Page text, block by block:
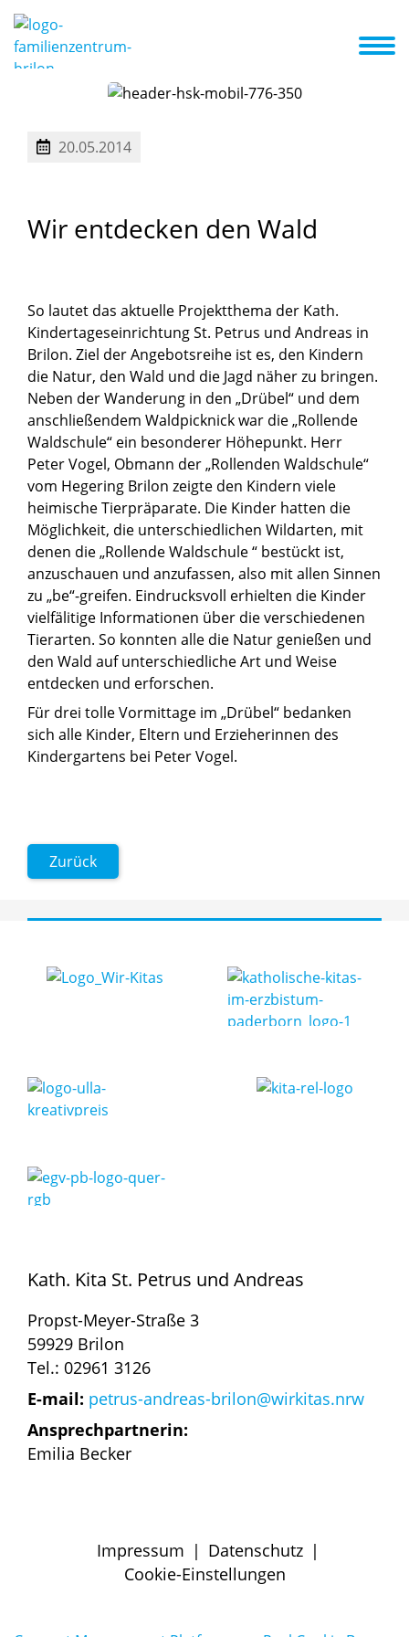
wirKonzept
20.05.2014
Wir entdecken den Wald
So lautet das aktuelle Projektthema der Kath.
Kindertageseinrichtung St. Petrus und Andreas in
Brilon. Ziel der Angebotsreihe ist es, den Kindern
die Natur, den Wald und die Jagd näher zu bringen.
Neben der Wanderung in den „Drübel“ und dem
anschließendem Waldpicknick war die „Rollende
Waldschule“ ein besonderer Höhepunkt. Herr
Peter Vogel, Obmann der „Rollenden Waldschule“
vom Hegering Brilon zeigte den Kindern viele
heimische Tierpräparate. Die Kinder hatten die
Möglichkeit, die unterschiedlichen Wildarten, mit
denen die „Rollende Waldschule “ bestückt ist,
anzuschauen und anzufassen, also mit allen Sinnen
zu „be“-greifen. Eindrucksvoll erhielten die Kinder
vielfälitige Informationen über die verschiedenen
Tierarten. So konnten alle die Natur genießen und
den Wald auf unterschiedliche Art und Weise
entdecken und erforschen.
Für drei tolle Vormittage im „Drübel“ bedanken
sich alle Kinder, Eltern und Erzieherinnen des
Kindergartens bei Peter Vogel.
Zurück
Kath. Kita St. Petrus und Andreas
Propst-Meyer-Straße 3
59929 Brilon
Tel.: 02961 3126
E-mail: petrus-andreas-brilon@wirkitas.nrw
Ansprechpartnerin:
Emilia Becker
Impressum | Datenschutz |
Cookie-Einstellungen